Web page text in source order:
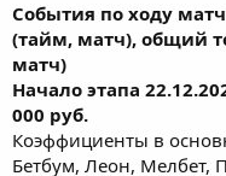
События по ходу
(тайм, матч), общий
матч)
Начало этапа
000 руб.
Коэффициенты в
Бетбум, Леон, Мелбет,